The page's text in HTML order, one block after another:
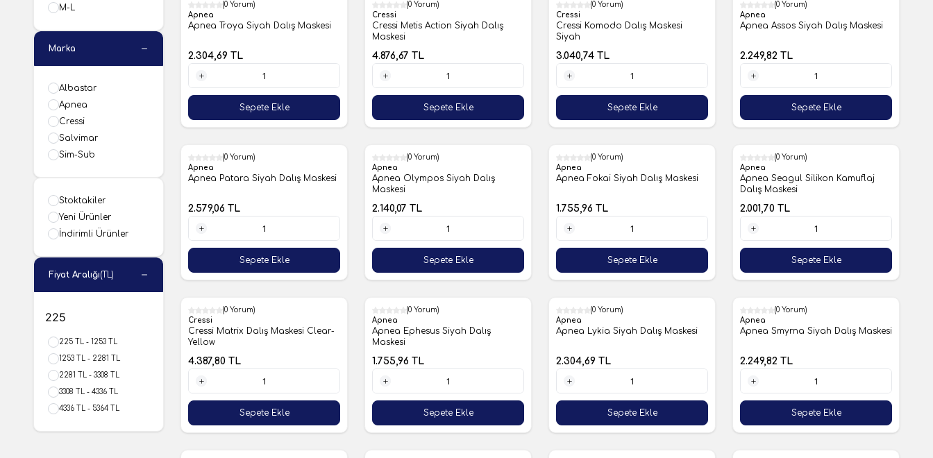
M-L
Marka
Albastar
Apnea
Cressi
Salvimar
Sim-Sub
Stoktakiler
Yeni Ürünler
İndirimli Ürünler
Fiyat Aralığı(TL)
225 TL - 1253 TL
1253 TL - 2281 TL
2281 TL - 3308 TL
3308 TL - 4336 TL
4336 TL - 5364 TL
(0 Yorum)
Apnea
Apnea Troya Siyah Dalış Maskesi
2.304,69 TL
1 Adet
Sepete Ekle
(0 Yorum)
Cressi
Cressi Metis Action Siyah Dalış
Maskesi
4.876,67 TL
1 Adet
Sepete Ekle
(0 Yorum)
Cressi
Cressi Komodo Dalış Maskesi
Siyah
3.040,74 TL
1 Adet
Sepete Ekle
(0 Yorum)
Apnea
Apnea Assos Siyah Dalış Maskesi
2.249,82 TL
1 Adet
Sepete Ekle
(0 Yorum)
Apnea
Apnea Patara Siyah Dalış Maskesi
2.579,06 TL
1 Adet
Sepete Ekle
(0 Yorum)
Apnea
Apnea Olympos Siyah Dalış
Maskesi
2.140,07 TL
1 Adet
Sepete Ekle
(0 Yorum)
Apnea
Apnea Fokai Siyah Dalış Maskesi
1.755,96 TL
1 Adet
Sepete Ekle
(0 Yorum)
Apnea
Apnea Seagul Silikon Kamuflaj
Dalış Maskesi
2.001,70 TL
1 Adet
Sepete Ekle
(0 Yorum)
Cressi
Cressi Matrix Dalış Maskesi Clear-
Yellow
4.387,80 TL
1 Adet
Sepete Ekle
(0 Yorum)
Apnea
Apnea Ephesus Siyah Dalış
Maskesi
1.755,96 TL
1 Adet
Sepete Ekle
(0 Yorum)
Apnea
Apnea Lykia Siyah Dalış Maskesi
2.304,69 TL
1 Adet
Sepete Ekle
(0 Yorum)
Apnea
Apnea Smyrna Siyah Dalış Maskesi
2.249,82 TL
1 Adet
Sepete Ekle